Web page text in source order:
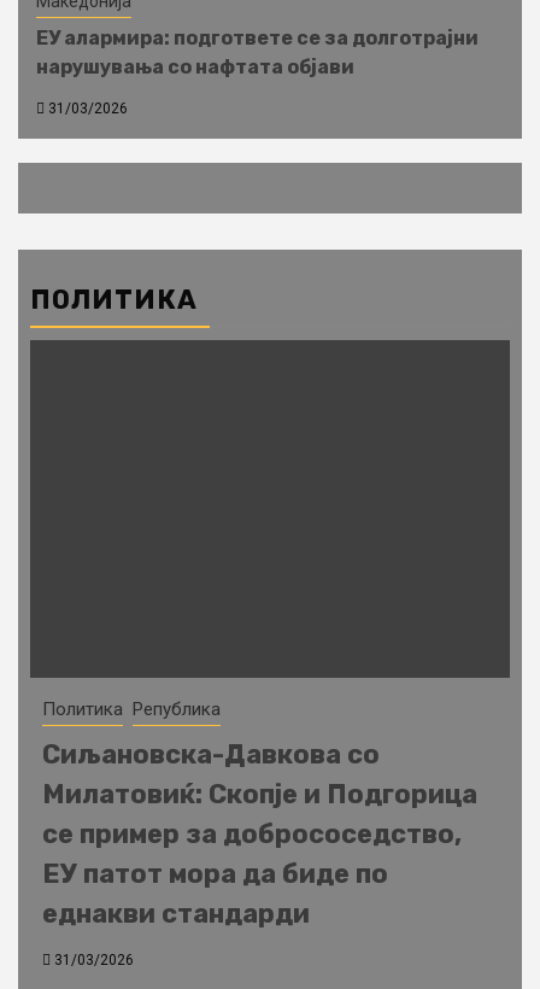
ЕУ алармира: подгответе се за долготрајни
нарушувања со нафтата објави
31/03/2026
ПОЛИТИКА
Политика Република
Сиљановска-Давкова со
Милатовиќ: Скопје и Подгорица
се пример за добрососедство,
ЕУ патот мора да биде по
еднакви стандарди
31/03/2026